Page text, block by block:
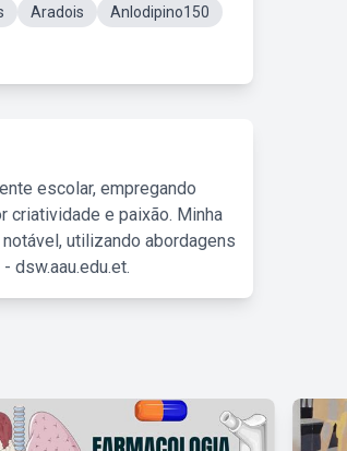
Aradois
Anlodipino150
escolar, empregando
criatividade e paixão. Minha
utilizando abordagens
dsw.aau.edu.et.